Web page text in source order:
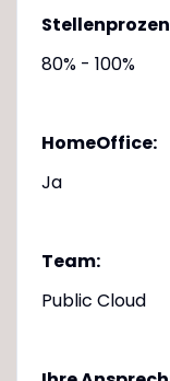
80% - 100%
HomeOffice:
Ja
Team:
Public Cloud